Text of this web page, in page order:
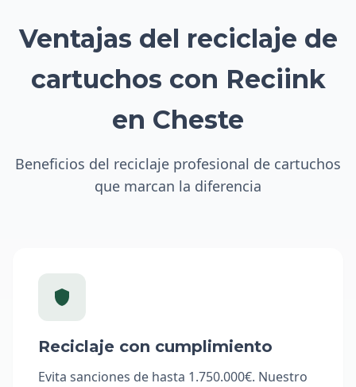
Ventajas del reciclaje de
cartuchos con Reciink
en Cheste
Beneficios del reciclaje profesional de cartuchos
que marcan la diferencia
Reciclaje con cumplimiento
Evita sanciones de hasta 1.750.000€. Nuestro